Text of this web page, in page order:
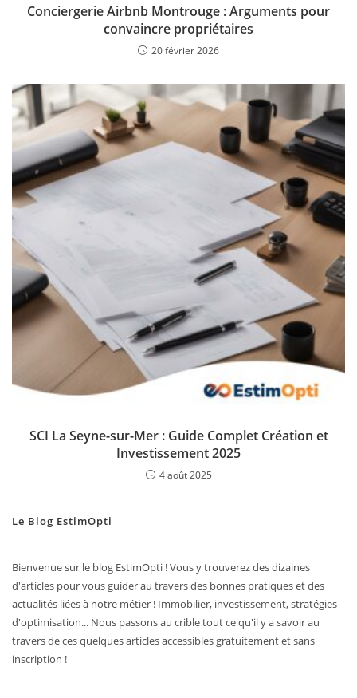
Conciergerie Airbnb Montrouge : Arguments pour
convaincre propriétaires
20 février 2026
SCI La Seyne-sur-Mer : Guide Complet Création et
Investissement 2025
4 août 2025
Le Blog EstimOpti
Bienvenue sur le blog EstimOpti ! Vous y trouverez des dizaines
d'articles pour vous guider au travers des bonnes pratiques et des
actualités liées à notre métier ! Immobilier, investissement, stratégies
d'optimisation... Nous passons au crible tout ce qu'il y a savoir au
travers de ces quelques articles accessibles gratuitement et sans
inscription !